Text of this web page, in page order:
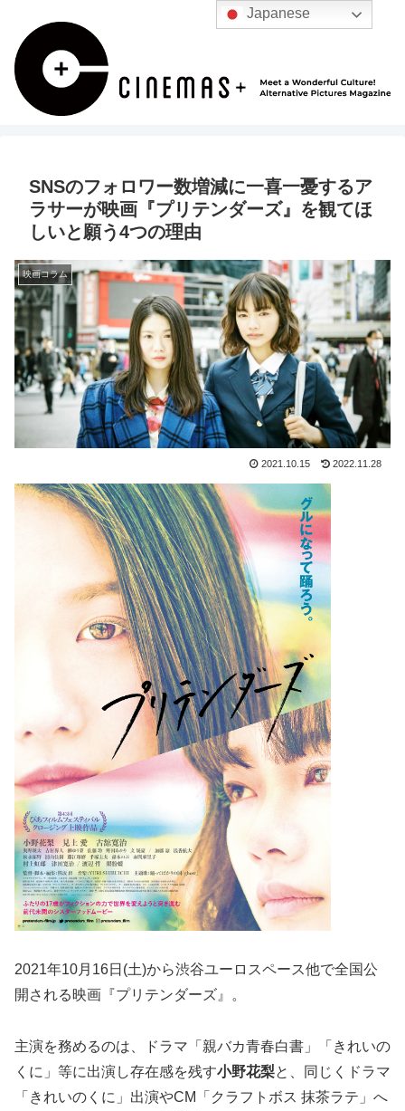
SNSのフォロワー数増減に一喜一憂するア
ラサーが映画『プリテンダーズ』を観てほ
しいと願う4つの理由
映画コラム
2021.10.15 2022.11.28
2021年10月16日(土)から渋谷ユーロスペース他で全国公
開される映画『プリテンダーズ』。
主演を務めるのは、ドラマ「親バカ青春白書」「きれいの
くに」等に出演し存在感を残す小野花梨と、同じくドラマ
「きれいのくに」出演やCM「クラフトボス 抹茶ラテ」へ
Japanese